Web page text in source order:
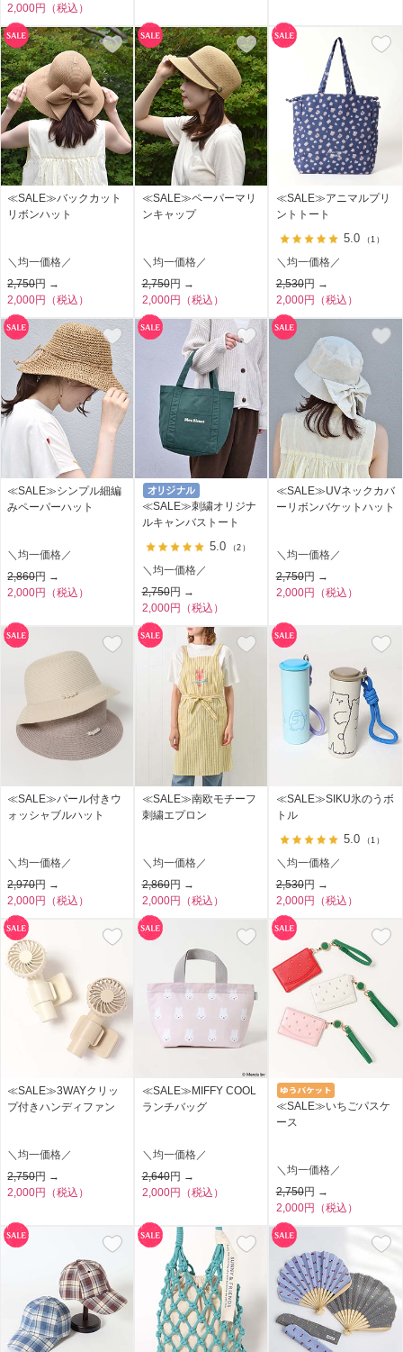
2,000円（税込）
≪SALE≫バックカット
リボンハット
＼均一価格／
2,750円 →
2,000円（税込）
≪SALE≫ペーパーマリ
ンキャップ
＼均一価格／
2,750円 →
2,000円（税込）
≪SALE≫アニマルプリ
ントトート
5.0 （1）
＼均一価格／
2,530円 →
2,000円（税込）
≪SALE≫シンプル細編
みペーパーハット
＼均一価格／
2,860円 →
2,000円（税込）
≪SALE≫刺繍オリジナ
ルキャンバストート
5.0 （2）
＼均一価格／
2,750円 →
2,000円（税込）
≪SALE≫UVネックカバ
ーリボンバケットハット
＼均一価格／
2,750円 →
2,000円（税込）
≪SALE≫パール付きウ
ォッシャブルハット
＼均一価格／
2,970円 →
2,000円（税込）
≪SALE≫南欧モチーフ
刺繍エプロン
＼均一価格／
2,860円 →
2,000円（税込）
≪SALE≫SIKU氷のうボ
トル
5.0 （1）
＼均一価格／
2,530円 →
2,000円（税込）
≪SALE≫3WAYクリッ
プ付きハンディファン
＼均一価格／
2,750円 →
2,000円（税込）
≪SALE≫MIFFY COOL
ランチバッグ
＼均一価格／
2,640円 →
2,000円（税込）
≪SALE≫いちごパスケ
ース
＼均一価格／
2,750円 →
2,000円（税込）